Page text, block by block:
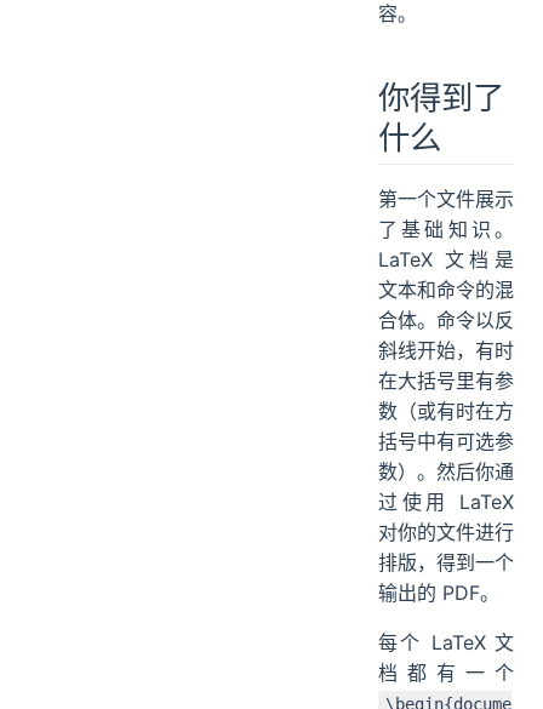
容。
你得到了
什么
第一个文件展示
了基础知识。
LaTeX 文档是
文本和命令的混
合体。命令以反
斜线开始，有时
在大括号里有参
数（或有时在方
括号中有可选参
数）。然后你通
过使用 LaTeX
对你的文件进行
排版，得到一个
输出的 PDF。
每个 LaTeX 文
档都有一个
\begin{docume